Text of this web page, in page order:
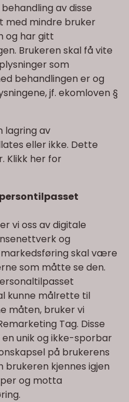
av disse
med mindre bruker
og har gitt
Brukeren skal få vite
som
behandlingen er og
jf. ekomloven §
lagring av
eller ikke. Dette
Klikk her for
vi oss av digitale
og
skal være
som måtte se den.
kunne målrette til
måten, bruker vi
Tag. Disse
unik og ikke-sporbar
på brukerens
brukeren kjennes igjen
og motta